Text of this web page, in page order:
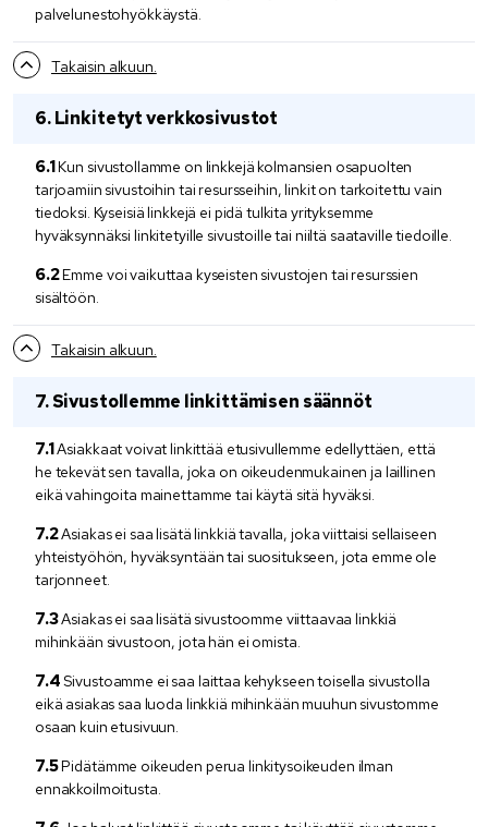
palvelunestohyökkäystä.
Takaisin alkuun.
Linkitetyt verkkosivustot
Kun sivustollamme on linkkejä kolmansien osapuolten
tarjoamiin sivustoihin tai resursseihin, linkit on tarkoitettu vain
tiedoksi. Kyseisiä linkkejä ei pidä tulkita yrityksemme
hyväksynnäksi linkitetyille sivustoille tai niiltä saataville tiedoille.
Emme voi vaikuttaa kyseisten sivustojen tai resurssien
sisältöön.
Takaisin alkuun.
Sivustollemme linkittämisen säännöt
Asiakkaat voivat linkittää etusivullemme edellyttäen, että
he tekevät sen tavalla, joka on oikeudenmukainen ja laillinen
eikä vahingoita mainettamme tai käytä sitä hyväksi.
Asiakas ei saa lisätä linkkiä tavalla, joka viittaisi sellaiseen
yhteistyöhön, hyväksyntään tai suositukseen, jota emme ole
tarjonneet.
Asiakas ei saa lisätä sivustoomme viittaavaa linkkiä
mihinkään sivustoon, jota hän ei omista.
Sivustoamme ei saa laittaa kehykseen toisella sivustolla
eikä asiakas saa luoda linkkiä mihinkään muuhun sivustomme
osaan kuin etusivuun.
Pidätämme oikeuden perua linkitysoikeuden ilman
ennakkoilmoitusta.